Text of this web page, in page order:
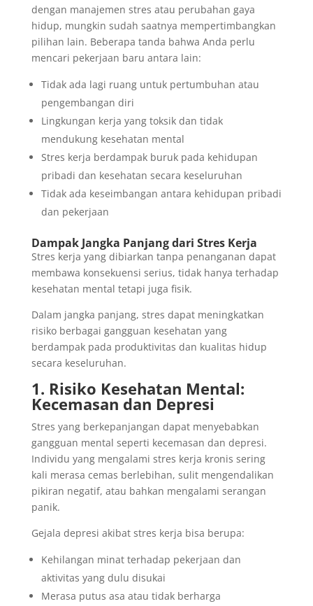
dengan manajemen stres atau perubahan gaya
hidup, mungkin sudah saatnya mempertimbangkan
pilihan lain. Beberapa tanda bahwa Anda perlu
mencari pekerjaan baru antara lain:
Tidak ada lagi ruang untuk pertumbuhan atau
pengembangan diri
Lingkungan kerja yang toksik dan tidak
mendukung kesehatan mental
Stres kerja berdampak buruk pada kehidupan
pribadi dan kesehatan secara keseluruhan
Tidak ada keseimbangan antara kehidupan pribadi
dan pekerjaan
Dampak Jangka Panjang dari Stres Kerja
Stres kerja yang dibiarkan tanpa penanganan dapat
membawa konsekuensi serius, tidak hanya terhadap
kesehatan mental tetapi juga fisik.
Dalam jangka panjang, stres dapat meningkatkan
risiko berbagai gangguan kesehatan yang
berdampak pada produktivitas dan kualitas hidup
secara keseluruhan.
1. Risiko Kesehatan Mental:
Kecemasan dan Depresi
Stres yang berkepanjangan dapat menyebabkan
gangguan mental seperti kecemasan dan depresi.
Individu yang mengalami stres kerja kronis sering
kali merasa cemas berlebihan, sulit mengendalikan
pikiran negatif, atau bahkan mengalami serangan
panik.
Gejala depresi akibat stres kerja bisa berupa:
Kehilangan minat terhadap pekerjaan dan
aktivitas yang dulu disukai
Merasa putus asa atau tidak berharga